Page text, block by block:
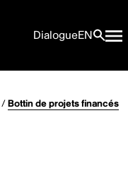
DialogueEN
/Bottin de projets financés